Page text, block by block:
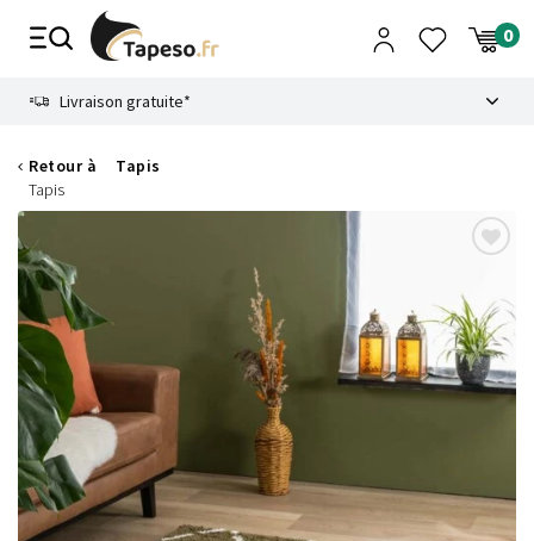
Livraison gratuite*
Retour à
Tapis
Tapis